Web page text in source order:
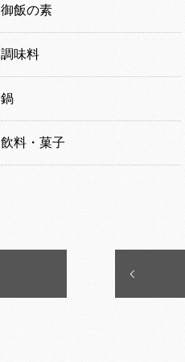
御飯の素
調味料
鍋
飲料・菓子